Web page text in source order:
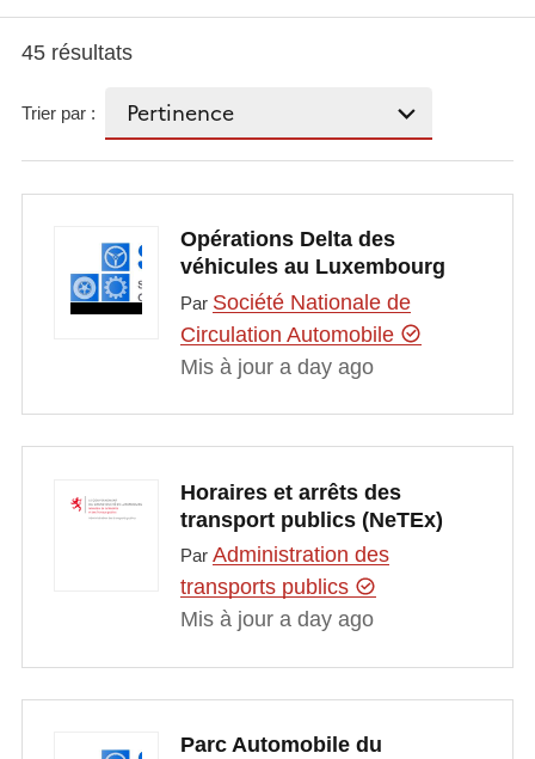
45 résultats
Trier par :
Opérations Delta des
véhicules au Luxembourg
Par Société Nationale de
Circulation Automobile
Mis à jour a day ago
Horaires et arrêts des
transport publics (NeTEx)
Par Administration des
transports publics
Mis à jour a day ago
Parc Automobile du